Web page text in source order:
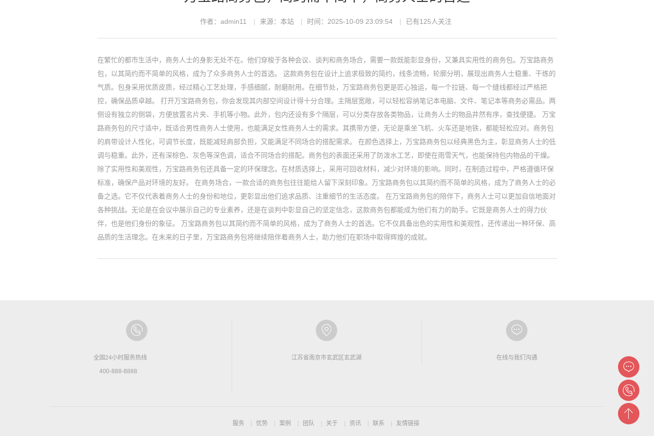
作者：admin11 来源：本站 时间：2025-10-09 23:09:54 已有125人关注
在繁忙的都市生活中，商务人士的身影无处不在。他们穿梭于各种会议、谈判和商务场合，需要一款既能彰显身份，又兼具实用性的商务包。万宝路商务
包，以其简约而不简单的风格，成为了众多商务人士的首选。 这款商务包在设计上追求极致的简约，线条流畅，轮廓分明，展现出商务人士稳重、干练的
气质。包身采用优质皮质，经过精心工艺处理，手感细腻，耐磨耐用。在细节处，万宝路商务包更是匠心独运，每一个拉链、每一个缝线都经过严格把
控，确保品质卓越。 打开万宝路商务包，你会发现其内部空间设计得十分合理。主隔层宽敞，可以轻松容纳笔记本电脑、文件、笔记本等商务必需品。两
侧设有独立的侧袋，方便放置名片夹、手机等小物。此外，包内还设有多个隔层，可以分类存放各类物品，让商务人士的物品井然有序，查找便捷。 万宝
路商务包的尺寸适中，既适合男性商务人士使用，也能满足女性商务人士的需求。其携带方便，无论是乘坐飞机、火车还是地铁，都能轻松应对。商务包
的肩带设计人性化，可调节长度，既能减轻肩部负担，又能满足不同场合的搭配需求。 在颜色选择上，万宝路商务包以经典黑色为主，彰显商务人士的低
调与稳重。此外，还有深棕色、灰色等深色调，适合不同场合的搭配。商务包的表面还采用了防泼水工艺，即使在雨雪天气，也能保持包内物品的干燥。
除了实用性和美观性，万宝路商务包还具备一定的环保理念。在材质选择上，采用可回收材料，减少对环境的影响。同时，在制造过程中，严格遵循环保
标准，确保产品对环境的友好。 在商务场合，一款合适的商务包往往能给人留下深刻印象。万宝路商务包以其简约而不简单的风格，成为了商务人士的必
备之选。它不仅代表着商务人士的身份和地位，更彰显出他们追求品质、注重细节的生活态度。 在万宝路商务包的陪伴下，商务人士可以更加自信地面对
各种挑战。无论是在会议中展示自己的专业素养，还是在谈判中彰显自己的坚定信念，这款商务包都能成为他们有力的助手。它既是商务人士的得力伙
伴，也是他们身份的象征。 万宝路商务包以其简约而不简单的风格，成为了商务人士的首选。它不仅具备出色的实用性和美观性，还传递出一种环保、高
品质的生活理念。在未来的日子里，万宝路商务包将继续陪伴着商务人士，助力他们在职场中取得辉煌的成就。
全国24小时服务热线
400-888-8888
江苏省南京市玄武区玄武湖 在线与我们沟通
服务 优势 案例 团队 关于 资讯 联系 友情链接